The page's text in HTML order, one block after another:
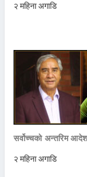
२ महिना अगाडि
सर्वोच्चको अन्तरिम
२ महिना अगाडि